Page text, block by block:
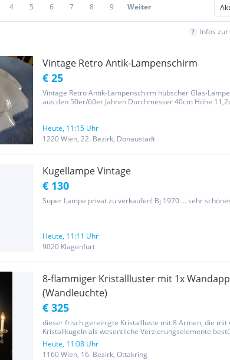
4 5 6 7 8 9 Weiter
Infos
Vintage Retro Antik-Lampenschirm
€ 25
Vintage Retro Antik-Lampenschirm hübscher Glas-
aus den 50er/60er Jahren Durchmesser 40cm Höhe
Heute, 11:15 Uhr
1220 Wien, 22. Bezirk, Donaustadt
Kugellampe Vintage
€ 130
Super Lampe privat zu verkaufen! Bj 1970 … sehr
Heute, 11:11 Uhr
9020 Klagenfurt
8-flammiger Kristallluster mit 1x
(Wandleuchte)
€ 325
dieser frisch gereinigte Kristallluste mit 8 Armen, die mit
Kristallkugeln als wesentliche Verzierungselemente
ist in tadellosem Zustand, elektrisch überprüft und OK. Die
Einzigartigkeit des geschliffenen Kristallglas-
Heute, 11:08 Uhr
1160 Wien, 16. Bezirk, Ottakring